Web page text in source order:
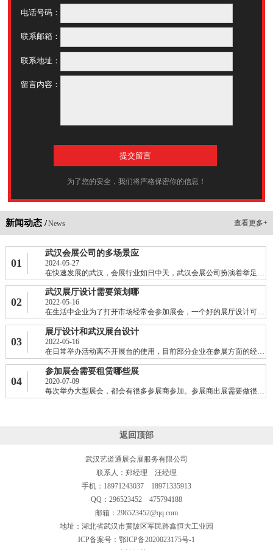
电话号码：
联系邮箱：
联系地址：
留言内容：
为了您的安全，我们将严格保密你的信息！
新闻动态 /News 查看更多+
01
武汉会展公司的多场景应
2024-05-27
在快速发展的武汉，会展行业如日中天，武汉会展公司扮演着举足轻重的角色。这些......
02
武汉展厅设计需要策划哪
2022-05-16
在生活中企业为了打开市场经常会参加展会，一个好的展厅设计可以很好的展现一个......
03
展厅设计和武汉展台设计
2022-05-16
在日常举办活动离不开展台的使用，目前部分企业在参展方面的经验是非常丰富的，......
04
参加展会需要租赁哪些展
2020-07-09
返回顶部
武汉艺道通展会展服务有限公司
联系人：郑经理 汪经理
手机：18971243037 18971335913
QQ：296523452 475794188
邮箱：296523452@qq.com
地址：湖北省武汉市黄陂区军民路鑫恒大工业园
ICP备案号： 鄂ICP备2020023175号-1